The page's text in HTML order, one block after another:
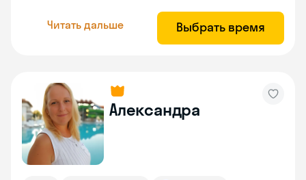
Читать дальше Выбрать время
Александра